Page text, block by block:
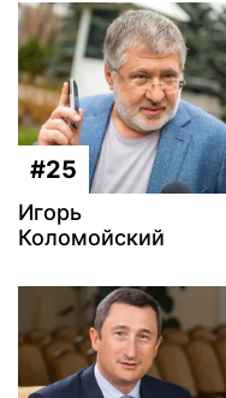
#25
Игорь
Коломойский